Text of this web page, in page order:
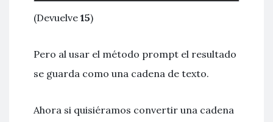
(Devuelve 15)
Pero al usar el método prompt el resultado
se guarda como una cadena de texto.
Ahora si quisiéramos convertir una cadena